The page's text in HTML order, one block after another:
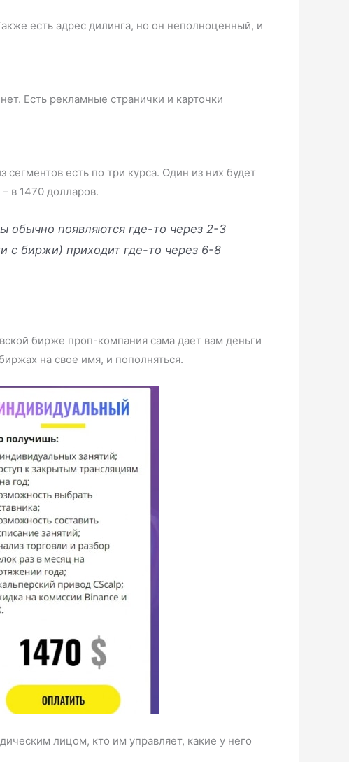
есть адрес дилинга, но он неполноценный, и
Есть рекламные странички и карточки
есть по три курса. Один из них будет
в 1470 долларов.
обычно появляются где-то через 2-3
с биржи) приходит где-то через 6-8
бирже проп-компания сама дает вам деньги
на свое имя, и пополняться.
лицом, кто им управляет, какие у него